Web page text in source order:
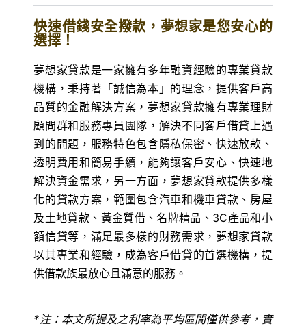
快速借錢安全撥款，夢想家是您安心的
選擇！
夢想家貸款是一家擁有多年融資經驗的專業貸款
機構，秉持著「誠信為本」的理念，提供客戶高
品質的金融解決方案，夢想家貸款擁有專業理財
顧問群和服務專員團隊，解決不同客戶借貸上遇
到的問題，服務特色包含隱私保密、快速放款、
透明費用和簡易手續，能夠讓客戶安心、快速地
解決資金需求，另一方面，夢想家貸款提供多樣
化的貸款方案，範圍包含汽車和機車貸款、房屋
及土地貸款、黃金質借、名牌精品、3C產品和小
額信貸等，滿足最多樣的財務需求，夢想家貸款
以其專業和經驗，成為客戶借貸的首選機構，提
供借款族最放心且滿意的服務。
*注：本文所提及之利率為平均區間僅供參考，實